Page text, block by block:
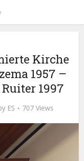
Kirche
1957 –
1997
ES 707 Views